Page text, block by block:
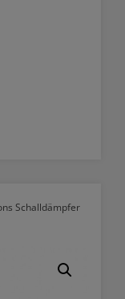
Schalldämpfer